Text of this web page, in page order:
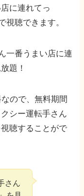
に連れてっ
視聴できます。
一番うまい店に連
題！
ので、無料期間
シー運転手さん
聴することがで
さん